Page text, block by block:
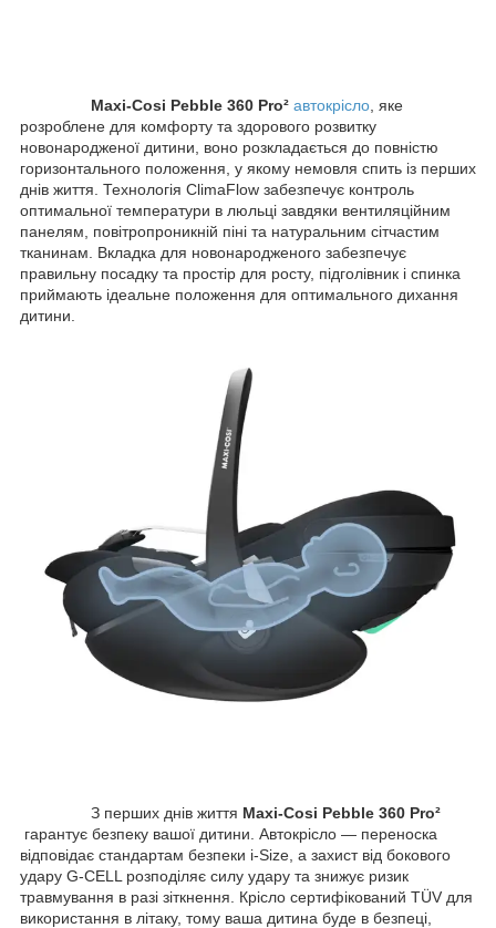
Maxi-Cosi Pebble 360 Pro² автокрісло , яке
розроблене для комфорту та здорового розвитку
новонародженої дитини, воно розкладається до повністю
горизонтального положення, у якому немовля спить із перших
днів життя. Технологія ClimaFlow забезпечує контроль
оптимальної температури в люльці завдяки вентиляційним
панелям, повітропроникній піні та натуральним сітчастим
тканинам. Вкладка для новонародженого забезпечує
правильну посадку та простір для росту, підголівник і спинка
приймають ідеальне положення для оптимального дихання
дитини.
З перших днів життя Maxi-Cosi Pebble 360 ​​Pro²
гарантує безпеку вашої дитини. Автокрісло — переноска
відповідає стандартам безпеки i-Size, а захист від бокового
удару G-CELL розподіляє силу удару та знижує ризик
травмування в разі зіткнення. Крісло сертифікований TÜV для
використання в літаку, тому ваша дитина буде в безпеці,